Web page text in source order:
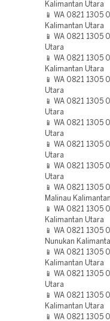
Kalimantan Utara
📱 WA 0821 1305
Kalimantan Utara
📱 WA 0821 1305
Utara
📱 WA 0821 1305
Kalimantan Utara
📱 WA 0821 1305
Utara
📱 WA 0821 1305
Utara
📱 WA 0821 1305
Utara
📱 WA 0821 1305
Utara
📱 WA 0821 1305
Utara
📱 WA 0821 1305
Malinau
📱 WA 0821 1305
Kalimantan Utara
📱 WA 0821 1305
Nunukan
📱 WA 0821 1305
Kalimantan Utara
📱 WA 0821 1305
Utara
📱 WA 0821 1305
Kalimantan Utara
📱 WA 0821 1305